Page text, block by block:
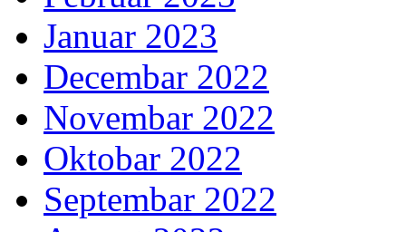
Januar 2023
Decembar 2022
Novembar 2022
Oktobar 2022
Septembar 2022